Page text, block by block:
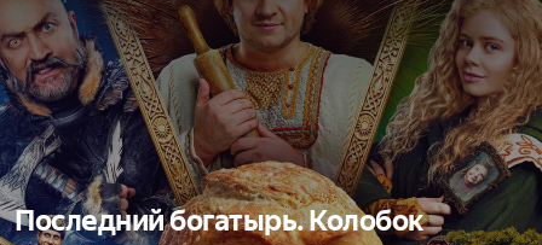
Последний богатырь. Колобок